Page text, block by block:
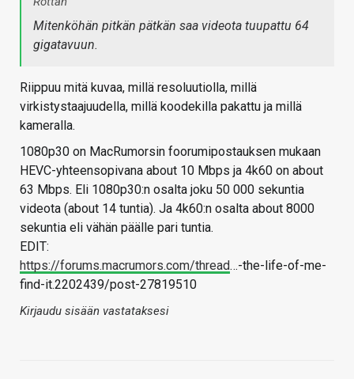
Mitenköhän pitkän pätkän saa videota tuupattu 64
gigatavuun.
Riippuu mitä kuvaa, millä resoluutiolla, millä
virkistystaajuudella, millä koodekilla pakattu ja millä
kameralla.
1080p30 on MacRumorsin foorumipostauksen mukaan
HEVC-yhteensopivana about 10 Mbps ja 4k60 on about
63 Mbps. Eli 1080p30:n osalta joku 50 000 sekuntia
videota (about 14 tuntia). Ja 4k60:n osalta about 8000
sekuntia eli vähän päälle pari tuntia.
EDIT:
https://forums.macrumors.com/thread…-the-life-of-me-
find-it.2202439/post-27819510
Kirjaudu sisään vastataksesi